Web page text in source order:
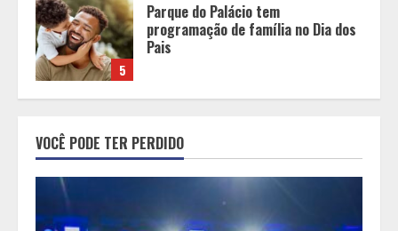
5
Parque do Palácio tem
programação de família no Dia dos
Pais
com imagem de São Miguel chega a
Montes Claros no dia 7 de Agosto
VOCÊ PODE TER PERDIDO